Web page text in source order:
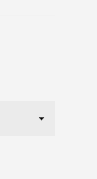
van 30€.